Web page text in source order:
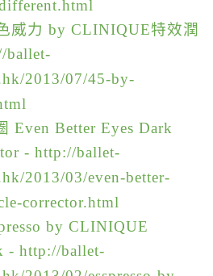
威力 by CLINIQUE特效潤
ballet-
2013/07/45-by-
Even Better Eyes Dark
- http://ballet-
2013/03/even-better-
corrector.html
by CLINIQUE
- http://ballet-